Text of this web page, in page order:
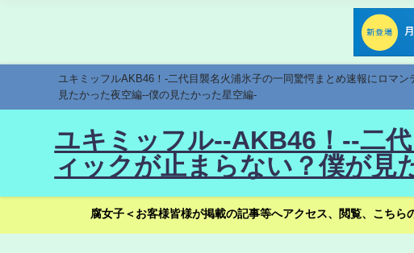
ユキミッフルAKB46！-二代目襲名火浦氷子の一同驚愕まとめ速報にロマ
見たかった夜空編--僕の見たかった星空編-
ユキミッフル--AKB46！--二
ィックが止まらない？僕が見
腐女子＜お客様皆様が掲載の記事等へアクセス、閲覧、こち